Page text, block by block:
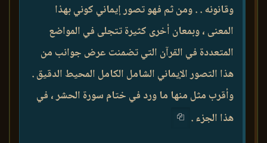
وقانونه . . ومن ثم فهو تصور إيماني كوني بهذا
المعنى ، وبمعان أخرى كثيرة تتجلى في المواضع
المتعددة في القرآن التي تضمنت عرض جوانب من
هذا التصور الإيماني الشامل الكامل المحيط الدقيق .
وأقرب مثل منها ما ورد في ختام سورة الحشر ، في
هذا الجزء .